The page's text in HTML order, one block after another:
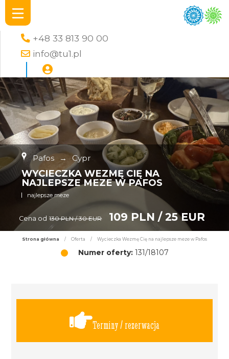
+48 33 813 90 00
info@tu1.pl
Pafos → Cypr
WYCIECZKA WEZMĘ CIĘ NA
NAJLEPSZE MEZE W PAFOS
najlepsze meze
Cena od 130 PLN / 30 EUR 109 PLN / 25 EUR
Strona główna / Oferta / Wycieczka Wezmę Cię na najlepsze meze w Pafos
Numer oferty:131/18107
Terminy / rezerwacja